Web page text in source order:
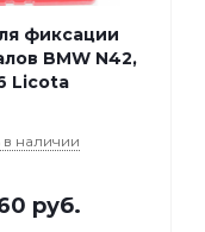
фиксации
BMW N42,
Licota
в наличии
руб.